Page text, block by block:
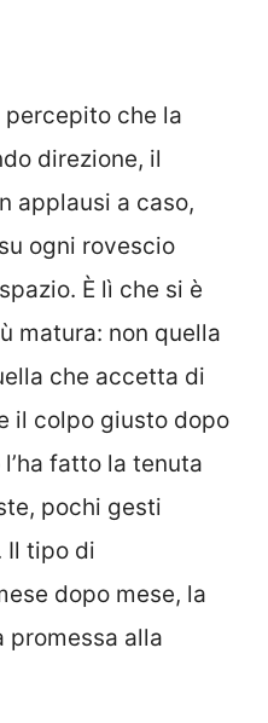
che la
direzione, il
applausi a caso,
ogni rovescio
È lì che si è
matura: non quella
che accetta di
il colpo giusto dopo
fatto la tenuta
pochi gesti
Il tipo di
dopo mese, la
promessa alla